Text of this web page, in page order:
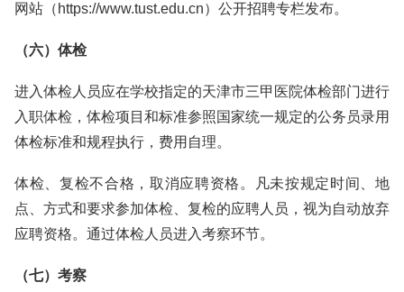
网站（https://www.tust.edu.cn）公开招聘专栏发布。
（六）体检
进入体检人员应在学校指定的天津市三甲医院体检部门进行
入职体检，体检项目和标准参照国家统一规定的公务员录用
体检标准和规程执行，费用自理。
体检、复检不合格，取消应聘资格。凡未按规定时间、地
点、方式和要求参加体检、复检的应聘人员，视为自动放弃
应聘资格。通过体检人员进入考察环节。
（七）考察